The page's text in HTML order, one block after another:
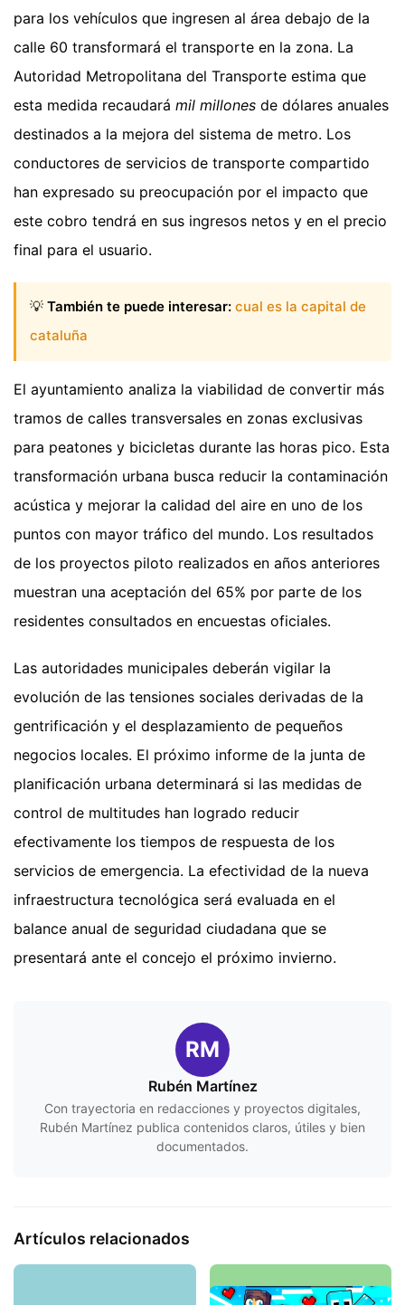
para los vehículos que ingresen al área debajo de la
calle 60 transformará el transporte en la zona. La
Autoridad Metropolitana del Transporte estima que
esta medida recaudará mil millones de dólares anuales
destinados a la mejora del sistema de metro. Los
conductores de servicios de transporte compartido
han expresado su preocupación por el impacto que
este cobro tendrá en sus ingresos netos y en el precio
final para el usuario.
💡 También te puede interesar: cual es la capital de
cataluña
El ayuntamiento analiza la viabilidad de convertir más
tramos de calles transversales en zonas exclusivas
para peatones y bicicletas durante las horas pico. Esta
transformación urbana busca reducir la contaminación
acústica y mejorar la calidad del aire en uno de los
puntos con mayor tráfico del mundo. Los resultados
de los proyectos piloto realizados en años anteriores
muestran una aceptación del 65% por parte de los
residentes consultados en encuestas oficiales.
Las autoridades municipales deberán vigilar la
evolución de las tensiones sociales derivadas de la
gentrificación y el desplazamiento de pequeños
negocios locales. El próximo informe de la junta de
planificación urbana determinará si las medidas de
control de multitudes han logrado reducir
efectivamente los tiempos de respuesta de los
servicios de emergencia. La efectividad de la nueva
infraestructura tecnológica será evaluada en el
balance anual de seguridad ciudadana que se
presentará ante el concejo el próximo invierno.
RM
Rubén Martínez
Con trayectoria en redacciones y proyectos digitales,
Rubén Martínez publica contenidos claros, útiles y bien
documentados.
Artículos relacionados